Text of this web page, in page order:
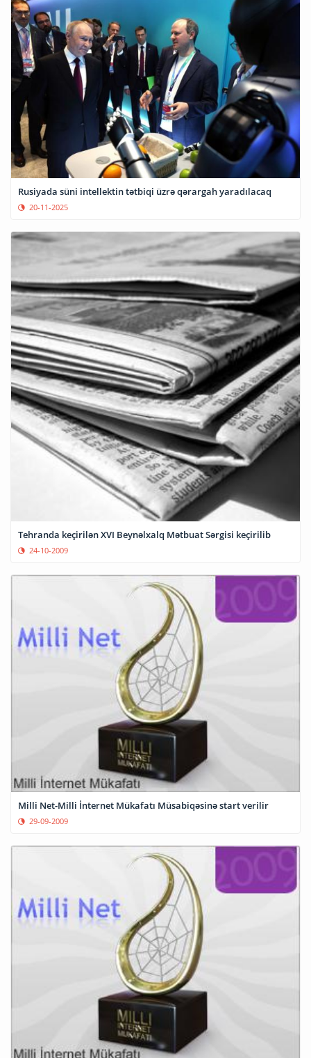
Rusiyada süni intellektin tətbiqi üzrə qərargah yaradılacaq
20-11-2025
Tehranda keçirilən XVI Beynəlxalq Mətbuat Sərgisi keçirilib
24-10-2009
Milli Net-Milli İnternet Mükafatı Müsabiqəsinə start verilir
29-09-2009